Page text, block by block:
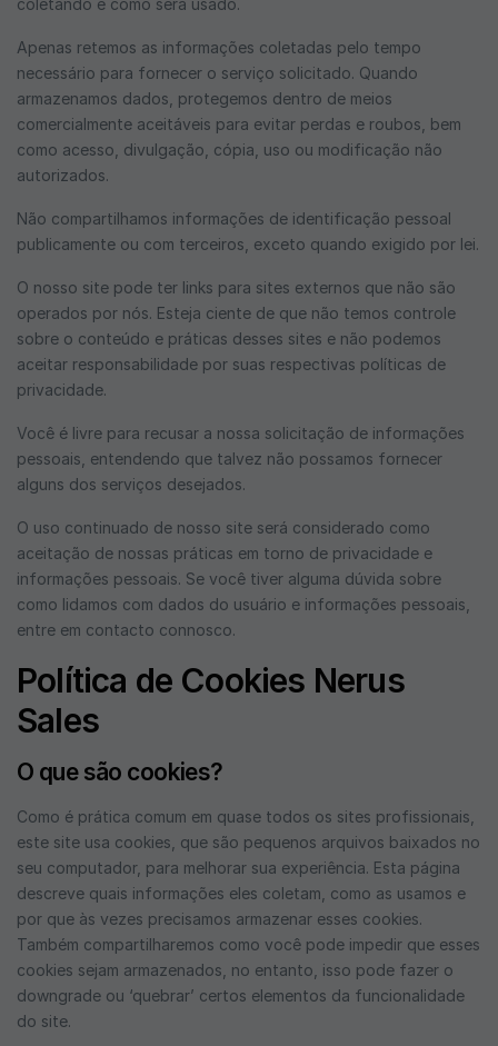
coletando e como será usado.
Apenas retemos as informações coletadas pelo tempo
necessário para fornecer o serviço solicitado. Quando
armazenamos dados, protegemos dentro de meios
comercialmente aceitáveis ​​para evitar perdas e roubos, bem
como acesso, divulgação, cópia, uso ou modificação não
autorizados.
Não compartilhamos informações de identificação pessoal
publicamente ou com terceiros, exceto quando exigido por lei.
O nosso site pode ter links para sites externos que não são
operados por nós. Esteja ciente de que não temos controle
sobre o conteúdo e práticas desses sites e não podemos
aceitar responsabilidade por suas respectivas políticas de
privacidade.
Você é livre para recusar a nossa solicitação de informações
pessoais, entendendo que talvez não possamos fornecer
alguns dos serviços desejados.
O uso continuado de nosso site será considerado como
aceitação de nossas práticas em torno de privacidade e
informações pessoais. Se você tiver alguma dúvida sobre
como lidamos com dados do usuário e informações pessoais,
entre em contacto connosco.
Política de Cookies Nerus
Sales
O que são cookies?
Como é prática comum em quase todos os sites profissionais,
este site usa cookies, que são pequenos arquivos baixados no
seu computador, para melhorar sua experiência. Esta página
descreve quais informações eles coletam, como as usamos e
por que às vezes precisamos armazenar esses cookies.
Também compartilharemos como você pode impedir que esses
cookies sejam armazenados, no entanto, isso pode fazer o
downgrade ou ‘quebrar’ certos elementos da funcionalidade
do site.